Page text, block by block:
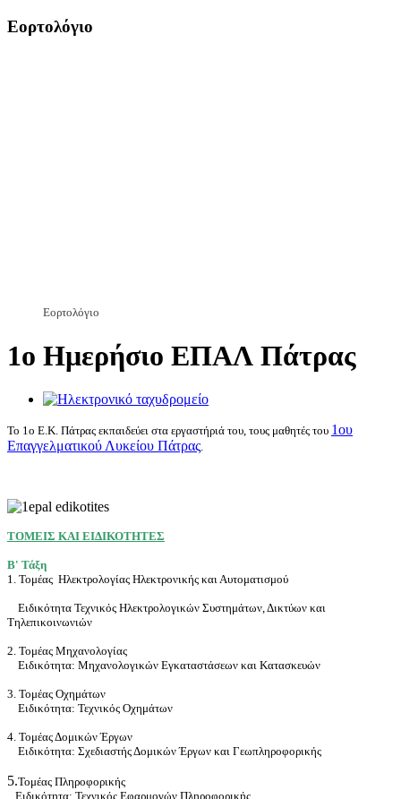
Εορτολόγιο
Εορτολόγιο
1ο Ημερήσιο ΕΠΑΛ Πάτρας
To 1o E.K. Πάτρας εκπαιδεύει στα εργαστήριά του, τους μαθητές του 1oυ
Επαγγελματικoύ Λυκείου Πάτρας.
ΤΟΜΕΙΣ ΚΑΙ ΕΙΔΙΚΟΤΗΤΕΣ
Β' Τάξη
1. Τομέας Ηλεκτρολογίας Ηλεκτρονικής και Αυτοματισμού
Ειδικότητα Τεχνικός Ηλεκτρολογικών Συστημάτων, Δικτύων και
Τηλεπικοινωνιών
2. Τομέας Μηχανολογίας
Ειδικότητα: Μηχανολογικών Εγκαταστάσεων και Κατασκευών
3. Τομέας Οχημάτων
Ειδικότητα: Τεχνικός Οχημάτων
4. Τομέας Δομικών Έργων
Ειδικότητα: Σχεδιαστής Δομικών Έργων και Γεωπληροφορικής
5.Τομέας Πληροφορικής
Ειδικότητα: Τεχνικός Εφαρμογών Πληροφορικής